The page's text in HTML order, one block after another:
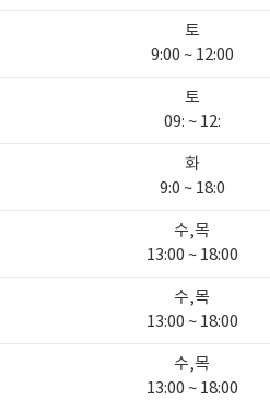
토
9:00 ~ 12:00
토
09: ~ 12:
화
9:0 ~ 18:0
수,목
13:00 ~ 18:00
수,목
13:00 ~ 18:00
수,목
13:00 ~ 18:00